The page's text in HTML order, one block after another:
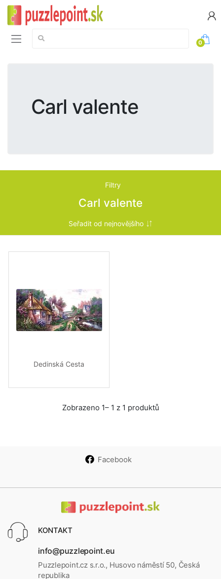
Vyhledávání:
0
Carl valente
Filtry
Carl valente
Dedinská Cesta
Zobrazeno 1– 1 z 1 produktů
Facebook
KONTAKT
info@puzzlepoint.eu
Puzzlepoint.cz s.r.o., Husovo náměstí 50, Česká
republika